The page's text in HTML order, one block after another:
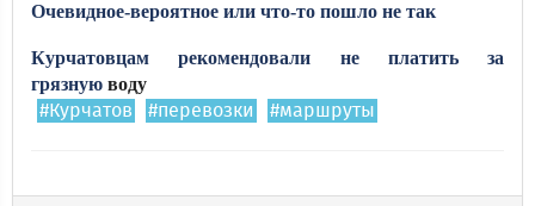
Очевидное-вероятное или что-то пошло не так
Курчатовцам рекомендовали не платить за
грязную воду
#Курчатов #перевозки #маршруты